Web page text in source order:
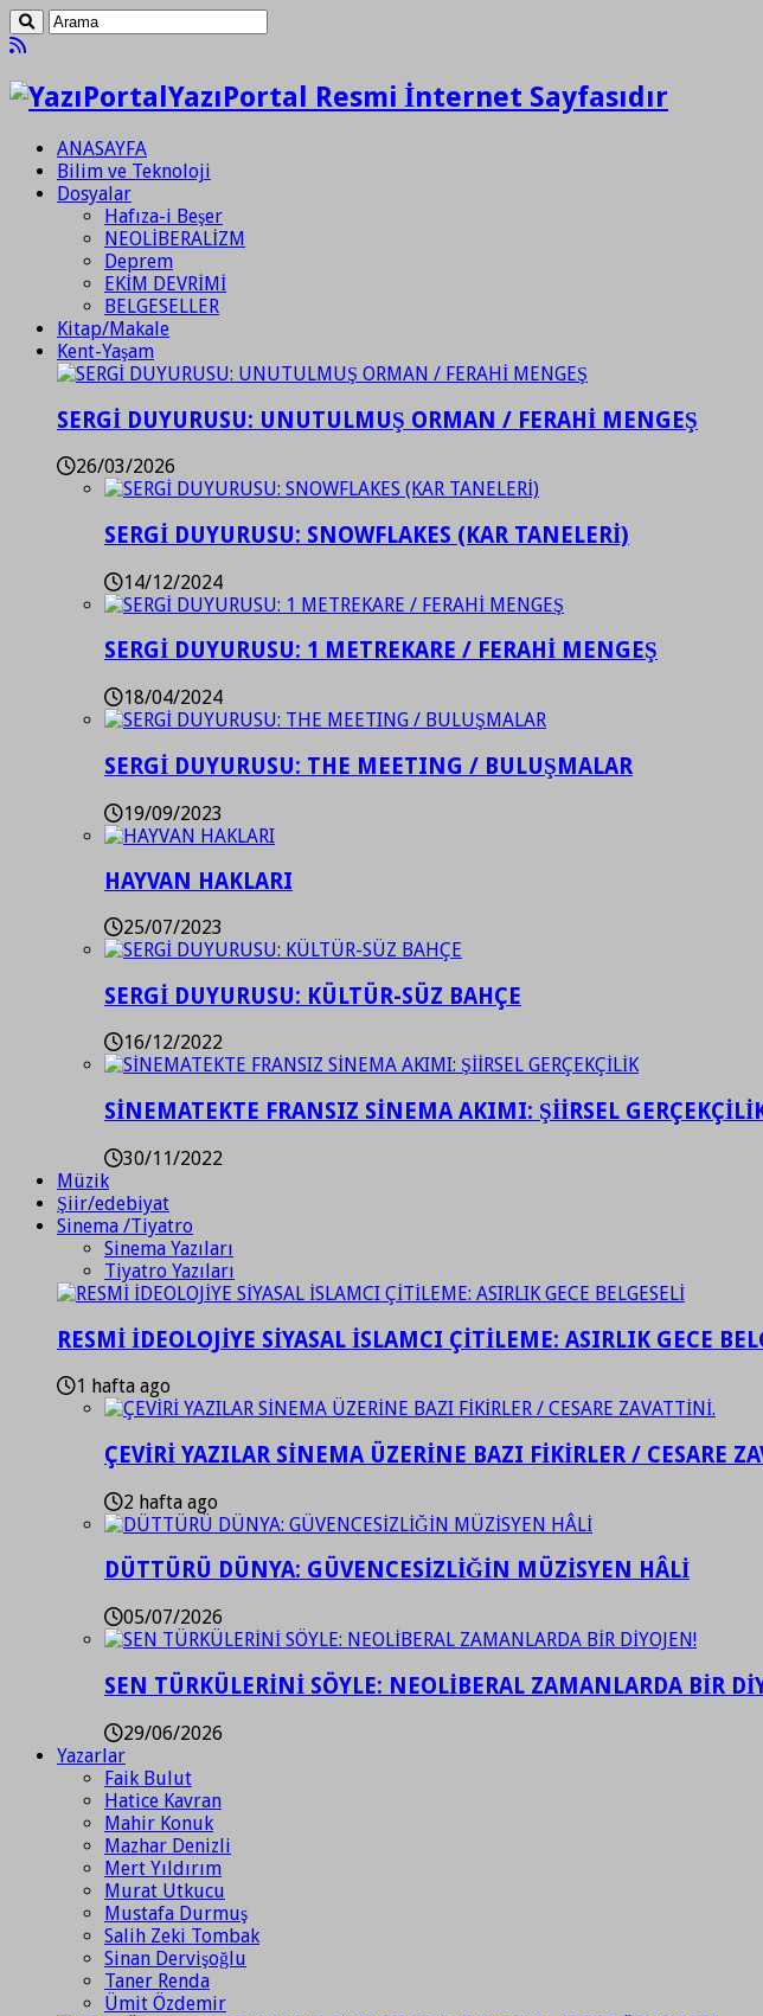
YazıPortal Resmi İnternet Sayfasıdır
ANASAYFA
Bilim ve Teknoloji
Dosyalar
Hafıza-i Beşer
NEOLİBERALİZM
Deprem
EKİM DEVRİMİ
BELGESELLER
Kitap/Makale
Kent-Yaşam
SERGİ DUYURUSU: UNUTULMUŞ ORMAN / FERAHİ MENGEŞ
26/03/2026
SERGİ DUYURUSU: SNOWFLAKES (KAR TANELERİ)
14/12/2024
SERGİ DUYURUSU: 1 METREKARE / FERAHİ MENGEŞ
18/04/2024
SERGİ DUYURUSU: THE MEETING / BULUŞMALAR
19/09/2023
HAYVAN HAKLARI
25/07/2023
SERGİ DUYURUSU: KÜLTÜR-SÜZ BAHÇE
16/12/2022
SİNEMATEKTE FRANSIZ SİNEMA AKIMI: ŞİİRSEL
30/11/2022
Müzik
Şiir/edebiyat
Sinema /Tiyatro
Sinema Yazıları
Tiyatro Yazıları
RESMİ İDEOLOJİYE SİYASAL İSLAMCI ÇİTİLEME: ASIRLIK GECE
1 hafta ago
ÇEVİRİ YAZILAR SİNEMA ÜZERİNE BAZI FİKİRLER / CESARE
2 hafta ago
DÜTTÜRÜ DÜNYA: GÜVENCESİZLİĞİN MÜZİSYEN HÂLİ
05/07/2026
SEN TÜRKÜLERİNİ SÖYLE: NEOLİBERAL ZAMANLARDA BİR
29/06/2026
Yazarlar
Faik Bulut
Hatice Kavran
Mahir Konuk
Mazhar Denizli
Mert Yıldırım
Murat Utkucu
Mustafa Durmuş
Salih Zeki Tombak
Sinan Dervişoğlu
Taner Renda
Ümit Özdemir